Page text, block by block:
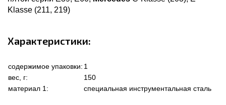
Klasse (211, 219)
Характеристики:
содержимое упаковки: 1
вес, г:
150
материал 1:
специальная инструментальная сталь